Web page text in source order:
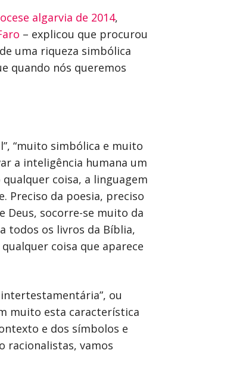
algarvia de 2014,
– explicou que procurou
uma riqueza simbólica
quando nós queremos
“muito simbólica e muito
a inteligência humana um
coisa, a linguagem
Preciso da poesia, preciso
Deus, socorre-se muito da
todos os livros da Bíblia,
coisa que aparece
ou
muito esta característica
e dos símbolos e
racionalistas, vamos